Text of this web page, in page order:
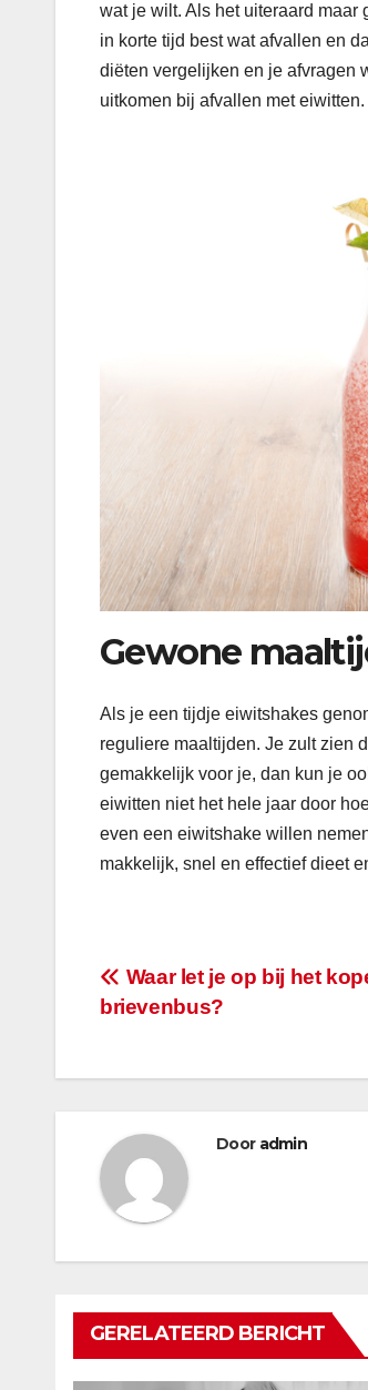
wat je wilt. Als het uiteraard
in korte tijd best wat afvallen en
diëten vergelijken en je afvragen
uitkomen bij afvallen met eiwitten.
Gewone
Als je een tijdje eiwitshakes
reguliere maaltijden. Je zult zien
gemakkelijk voor je, dan kun je
eiwitten niet het hele jaar door
even een eiwitshake willen
makkelijk, snel en effectief dieet
Bericht
Waar let je op bij het
brievenbus?
Door admin
GERELATEERD BERICHT